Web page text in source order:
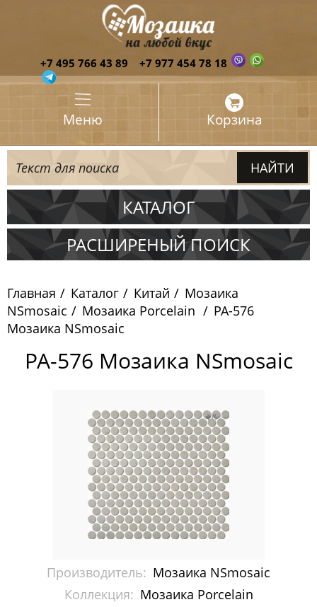
+7 495 766 43 89 +7 977 454 78 18
Меню Корзина
КАТАЛОГ
Испания
Китай
Pixelmosaic
Зеркала NS Bath
Керамогранит Staro
Мозаика ArtMoment
Мозаика Bars Crystal Mosaic
Мозаика Bonaparte
Мозаика Dao
РАСШИРЕНЫЙ ПОИСК
Главная Каталог Китай
Мозаика
NSmosaic
Мозаика Porcelain
PA-576
Мозаика NSmosaic
PA-576 Мозаика NSmosaic
Производитель: Мозаика NSmosaic
Коллекция: Мозаика Porcelain